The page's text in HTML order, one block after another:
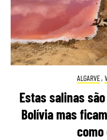
ALGARVE,
Estas salinas
Bolívia mas